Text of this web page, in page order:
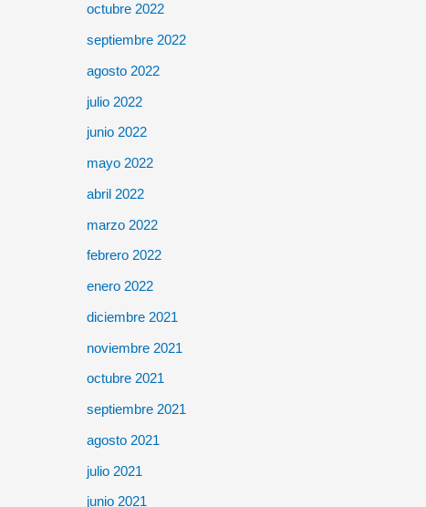
octubre 2022
septiembre 2022
agosto 2022
julio 2022
junio 2022
mayo 2022
abril 2022
marzo 2022
febrero 2022
enero 2022
diciembre 2021
noviembre 2021
octubre 2021
septiembre 2021
agosto 2021
julio 2021
junio 2021